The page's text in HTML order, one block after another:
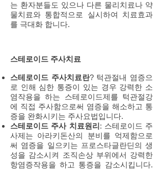
는 환자분들도 있으나 다른 물리치료나 약
물치료와 통합적으로 실시하여 치료효과
를 극대화 합니다.
스테로이드 주사치료
스테로이드 주사치료란? 턱관절내 염증으
로 인해 심한 통증이 있는 경우 강력한 소
염작용을 하는 스테로이드제를 턱관절강
에 직접 주사함으로써 염증을 해소하고 통
증을 완화시키는 주사요법입니다.
스테로이드 주사 치료원리: 스테로이드 주
사제는 아라키돈산의 분비를 억제함으로
써 염증을 일으키는 프로스타글란딘의 생
성을 감소시켜 조직손상 부위에서 강력한
항염증작용을 하고 통증을 감소시킵니다.